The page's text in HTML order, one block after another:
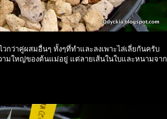
กว่าคู่ผสมอื่นๆ ทั้งๆที่ทำและลงเพาะไล่เลี่ยกันครับ
ามใหญ่ของต้นแม่อยู่ แต่ลายเส้นในใบและหนามจาก